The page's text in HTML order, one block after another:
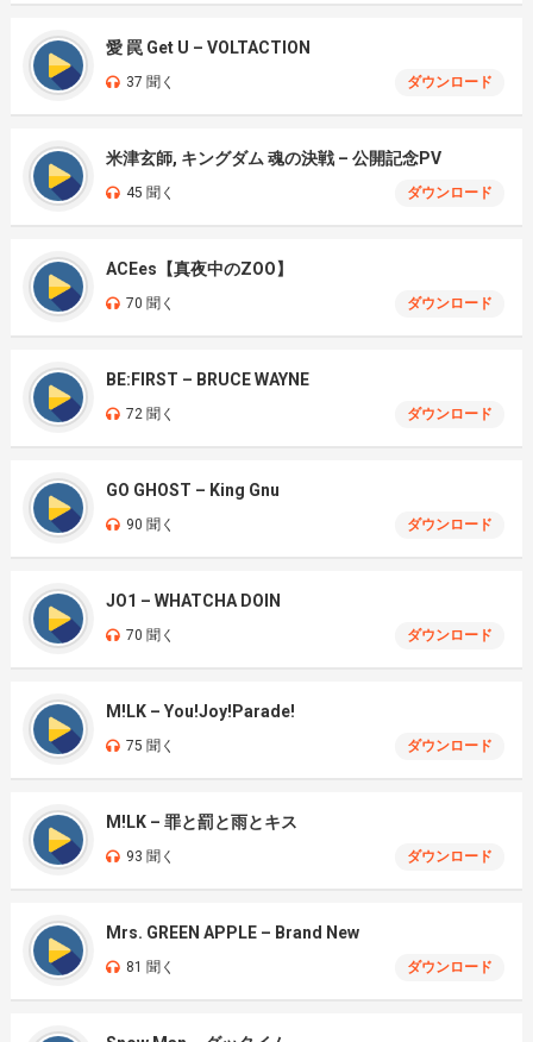
愛 罠 Get U – VOLTACTION
37 聞く ダウンロード
米津玄師, キングダム 魂の決戦 – 公開記念PV
45 聞く ダウンロード
ACEes【真夜中のZOO】
70 聞く ダウンロード
BE:FIRST – BRUCE WAYNE
72 聞く ダウンロード
GO GHOST – King Gnu
90 聞く ダウンロード
JO1 – WHATCHA DOIN
70 聞く ダウンロード
M!LK – You!Joy!Parade!
75 聞く ダウンロード
M!LK – 罪と罰と雨とキス
93 聞く ダウンロード
Mrs. GREEN APPLE – Brand New
81 聞く ダウンロード